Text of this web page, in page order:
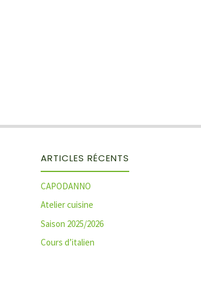
ARTICLES RÉCENTS
CAPODANNO
Atelier cuisine
Saison 2025/2026
Cours d’italien